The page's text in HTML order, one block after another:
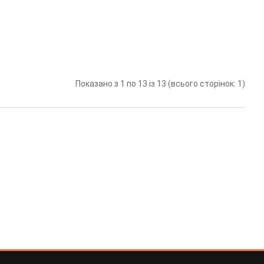
Показано з 1 по 13 із 13 (всього сторінок: 1)